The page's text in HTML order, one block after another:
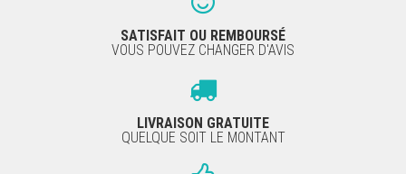
SATISFAIT OU REMBOURSÉ
VOUS POUVEZ CHANGER D'AVIS
LIVRAISON GRATUITE
QUELQUE SOIT LE MONTANT